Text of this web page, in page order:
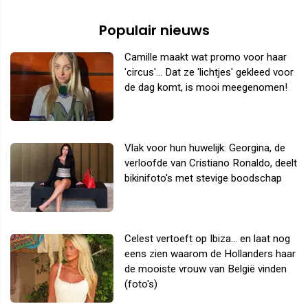
Populair nieuws
Camille maakt wat promo voor haar
'circus'... Dat ze 'lichtjes' gekleed voor
de dag komt, is mooi meegenomen!
Vlak voor hun huwelijk: Georgina, de
verloofde van Cristiano Ronaldo, deelt
bikinifoto's met stevige boodschap
Celest vertoeft op Ibiza... en laat nog
eens zien waarom de Hollanders haar
de mooiste vrouw van België vinden
(foto's)